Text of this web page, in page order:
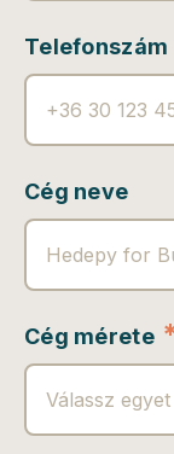
Telefonszám
Cég neve
Cég mérete
Válassz